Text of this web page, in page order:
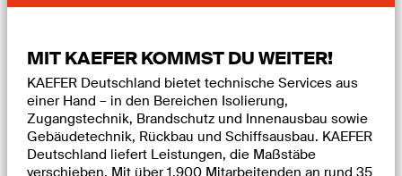
MIT KAEFER KOMMST DU WEITER!
KAEFER Deutschland bietet technische Services aus
einer Hand – in den Bereichen Isolierung,
Zugangstechnik, Brandschutz und Innenausbau sowie
Gebäudetechnik, Rückbau und Schiffsausbau. KAEFER
Deutschland liefert Leistungen, die Maßstäbe
verschieben. Mit über 1.900 Mitarbeitenden an rund 35